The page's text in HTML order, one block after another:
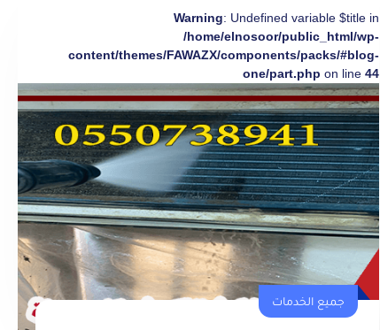
Warning: Undefined variable $title in
/home/elnosoor/public_html/wp-
content/themes/FAWAZX/components/packs/#blog-
one/part.php on line 44
جميع الخدمات